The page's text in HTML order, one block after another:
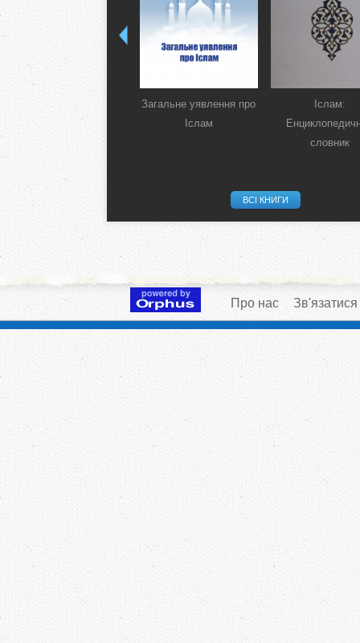
Загальне уявлення про
Іслам
Іслам:
словник
ВСІ КНИГИ
Про нас